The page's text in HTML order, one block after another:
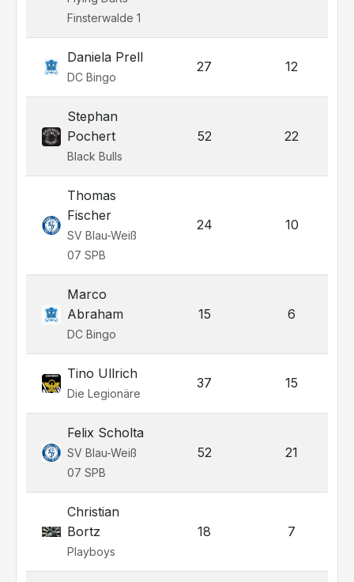
Finsterwalde 1
Daniela Prell
DC Bingo
27 12
Stephan
Pochert
Black Bulls
52 22
Thomas
Fischer
SV Blau-Weiß
07 SPB
24 10
Marco
Abraham
DC Bingo
15 6
Tino Ullrich
Die Legionäre
37 15
Felix Scholta
SV Blau-Weiß
07 SPB
52 21
Christian
Bortz
Playboys
18 7